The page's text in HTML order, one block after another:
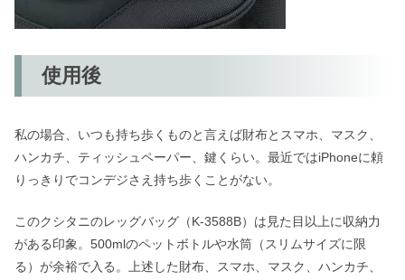
使用後
私の場合、いつも持ち歩くものと言えば財布とスマホ、マスク、
ハンカチ、ティッシュペーパー、鍵くらい。最近ではiPhoneに頼
りっきりでコンデジさえ持ち歩くことがない。
このクシタニのレッグバッグ（K-3588B）は見た目以上に収納力
がある印象。500mlのペットボトルや水筒（スリムサイズに限
る）が余裕で入る。上述した財布、スマホ、マスク、ハンカチ、